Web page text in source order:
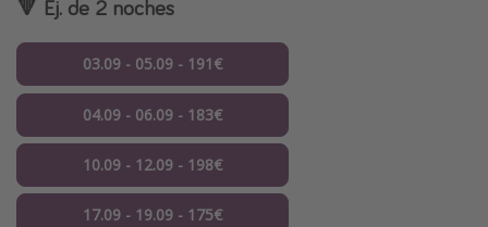
🔻 Ej. de 2 noches
03.09 - 05.09 - 191€
04.09 - 06.09 - 183€
10.09 - 12.09 - 198€
17.09 - 19.09 - 175€